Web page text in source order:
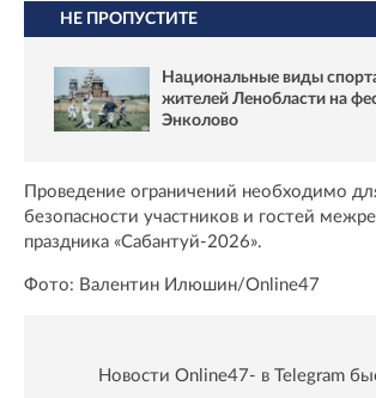
НЕ ПРОПУСТИТЕ
Национальные виды
жителей Ленобласти на
Энколово
Проведение ограничений необходимо
безопасности участников и гостей
праздника «Сабантуй-2026».
Фото: Валентин Илюшин/Online47
Новости Online47- в Telegram